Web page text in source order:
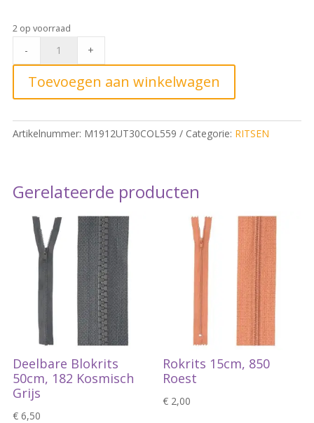
2 op voorraad
30cm,
quantity
- +
Toevoegen aan winkelwagen
Artikelnummer: M1912UT30COL559 Categorie: RITSEN
Gerelateerde producten
Deelbare Blokrits
50cm, 182 Kosmisch
Grijs
€6,50
Rokrits 15cm, 850
Roest
€ 2,00